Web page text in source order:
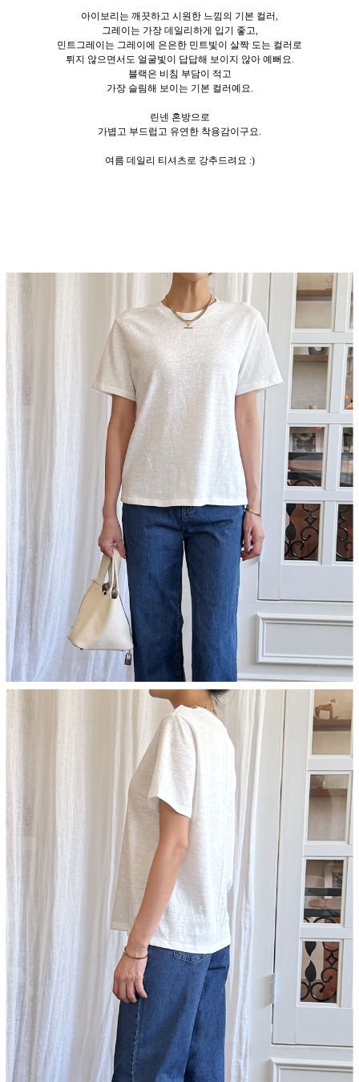
아이보리는 깨끗하고 시원한 느낌의 기본 컬러,
그레이는 가장 데일리하게 입기 좋고,
민트그레이는 그레이에 은은한 민트빛이 살짝 도는 컬러로
튀지 않으면서도 얼굴빛이 답답해 보이지 않아 예뻐요.
블랙은 비침 부담이 적고
가장 슬림해 보이는 기본 컬러예요.
린넨 혼방으로
가볍고 부드럽고 유연한 착용감이구요.
여름 데일리 티셔츠로 강추드려요 :)